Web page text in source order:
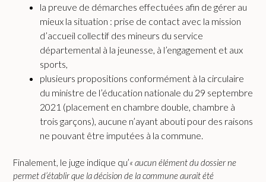
la preuve de démarches effectuées afin de gérer au
mieux la situation : prise de contact avec la mission
d’accueil collectif des mineurs du service
départemental à la jeunesse, à l’engagement et aux
sports,
plusieurs propositions conformément à la circulaire
du ministre de l’éducation nationale du 29 septembre
2021 (placement en chambre double, chambre à
trois garçons), aucune n’ayant abouti pour des raisons
ne pouvant être imputées à la commune.
Finalement, le juge indique qu’« aucun élément du dossier ne
permet d’établir que la décision de la commune aurait été